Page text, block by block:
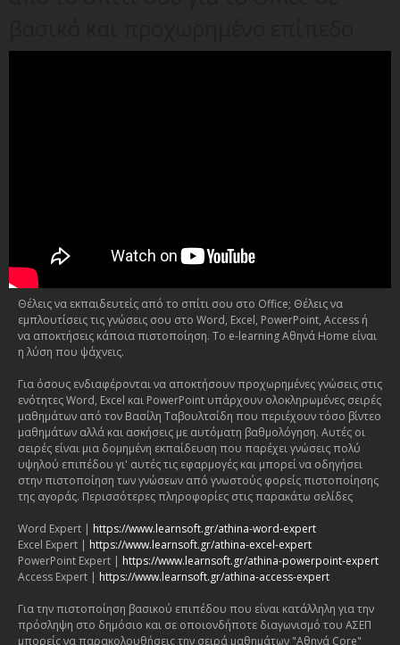
Θέλεις να εκπαιδευτείς από το σπίτι σου στο Office; Θέλεις να
εμπλουτίσεις τις γνώσεις σου στο Word, Excel, PowerPoint, Access ή
να αποκτήσεις κάποια πιστοποίηση. Το e-learning Αθηνά Home είναι
η λύση που ψάχνεις.
Για όσους ενδιαφέρονται να αποκτήσουν προχωρημένες γνώσεις στις
ενότητες Word, Excel και PowerPoint υπάρχουν ολοκληρωμένες σειρές
μαθημάτων από τον Βασίλη Ταβουλτσίδη που περιέχουν τόσο βίντεο
μαθημάτων αλλά και ασκήσεις με αυτόματη βαθμολόγηση. Αυτές οι
σειρές είναι μια δομημένη εκπαίδευση που παρέχει γνώσεις πολύ
υψηλού επιπέδου γι' αυτές τις εφαρμογές και μπορεί να οδηγήσει
στην πιστοποίηση των γνώσεων από γνωστούς φορείς πιστοποίησης
της αγοράς. Περισσότερες πληροφορίες στις παρακάτω σελίδες
Word Expert | https://www.learnsoft.gr/athina-word-expert
Excel Expert | https://www.learnsoft.gr/athina-excel-expert
PowerPoint Expert | https://www.learnsoft.gr/athina-powerpoint-expert
Access Expert | https://www.learnsoft.gr/athina-access-expert
Για την πιστοποίηση βασικού επιπέδου που είναι κατάλληλη για την
πρόσληψη στο δημόσιο και σε οποιονδήποτε διαγωνισμό του ΑΣΕΠ
μπορείς να παρακολουθήσεις την σειρά μαθημάτων "Αθηνά Core"